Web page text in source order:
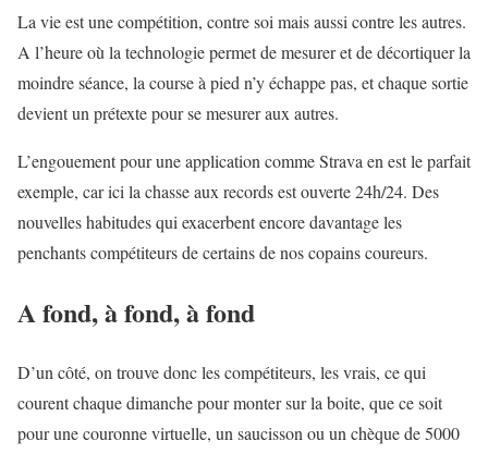
La vie est une compétition, contre soi mais aussi contre les autres.
A l’heure où la technologie permet de mesurer et de décortiquer la
moindre séance, la course à pied n’y échappe pas, et chaque sortie
devient un prétexte pour se mesurer aux autres.
L’engouement pour une application comme Strava en est le parfait
exemple, car ici la chasse aux records est ouverte 24h/24. Des
nouvelles habitudes qui exacerbent encore davantage les
penchants compétiteurs de certains de nos copains coureurs.
A fond, à fond, à fond
D’un côté, on trouve donc les compétiteurs, les vrais, ce qui
courent chaque dimanche pour monter sur la boite, que ce soit
pour une couronne virtuelle, un saucisson ou un chèque de 5000